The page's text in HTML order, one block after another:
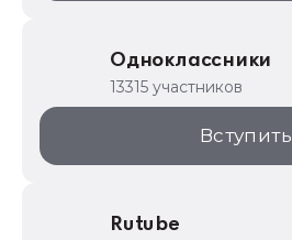
Одноклассники
13315 участников
Вступить
Rutube